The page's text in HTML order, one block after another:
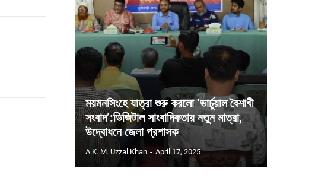
ময়মনসিংহে যাত্রা শুরু করলো ‘ভার্চুয়াল বৈশাখী
সংবাদ’:ডিজিটাল সাংবাদিকতায় নতুন মাত্রা,
উদ্বোধনে জেলা প্রশাসক
A.K. M. Uzzal Khan - April 17, 2025